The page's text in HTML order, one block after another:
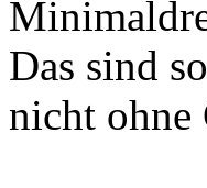
Das sind
nicht ohne